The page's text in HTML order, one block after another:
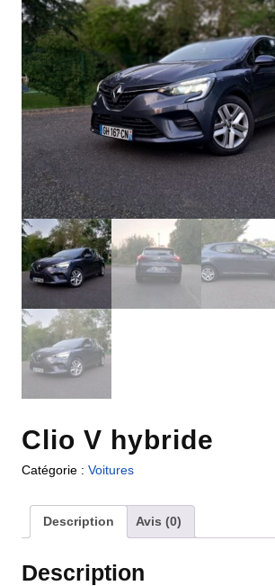
Clio V hybride
Catégorie : Voitures
Description Avis (0)
Description